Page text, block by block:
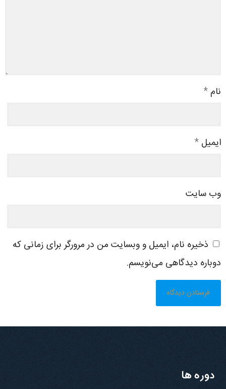
نام *
ایمیل *
وب‌ سایت
ذخیره نام، ایمیل و وبسایت من در مرورگر برای زمانی که
دوباره دیدگاهی می‌نویسم.
دوره ها